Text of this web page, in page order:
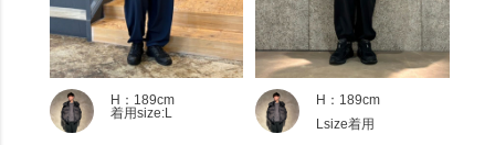
H：189cm
着用size:L
H：189cm
Lsize着用